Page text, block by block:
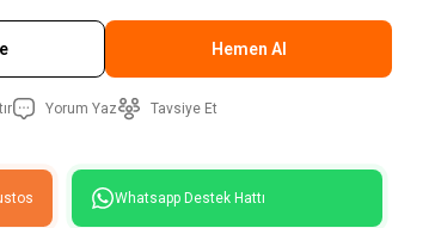
Hemen Al
Yorum Yaz Tavsiye Et
Whatsapp Destek Hattı